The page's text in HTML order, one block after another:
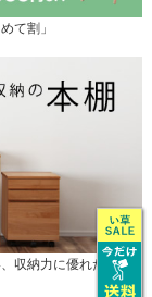
て割」
収納力に優れた本